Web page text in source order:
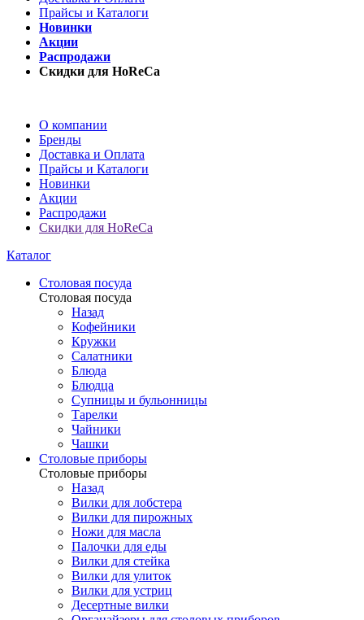
Прайсы и Каталоги
Новинки
Акции
Распродажи
Скидки для HoReCa
О компании
Бренды
Доставка и Оплата
Прайсы и Каталоги
Новинки
Акции
Распродажи
Скидки для HoReCa
Каталог
Столовая посуда
Столовая посуда
Назад
Кофейники
Кружки
Салатники
Блюда
Блюдца
Супницы и бульонницы
Тарелки
Чайники
Чашки
Cтоловые приборы
Cтоловые приборы
Назад
Вилки для лобстера
Вилки для пирожных
Ножи для масла
Палочки для еды
Вилки для стейка
Вилки для улиток
Вилки для устриц
Десертные вилки